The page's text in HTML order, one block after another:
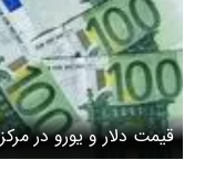
قیمت دلار و یورو در